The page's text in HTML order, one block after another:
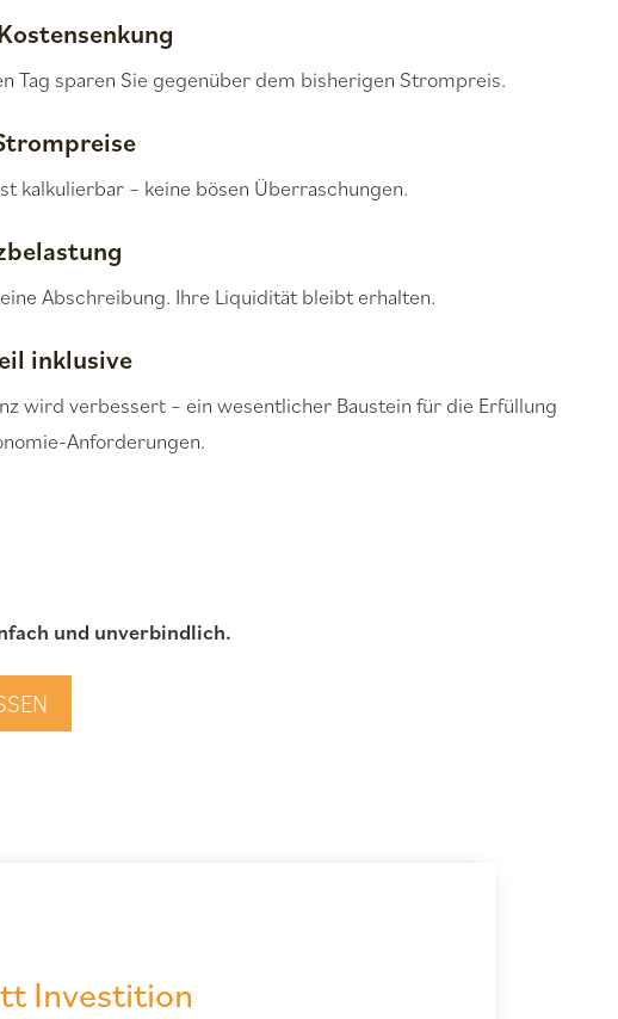
Tag sparen Sie gegenüber dem bisherigen Strompreis.
kalkulierbar – keine bösen Überraschungen.
Abschreibung. Ihre Liquidität bleibt erhalten.
inklusive
wird verbessert – ein wesentlicher Baustein für die Erfüllung
Anforderungen.
und unverbindlich.
Investition